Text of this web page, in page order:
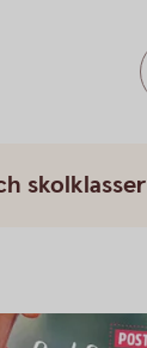
skolklasser